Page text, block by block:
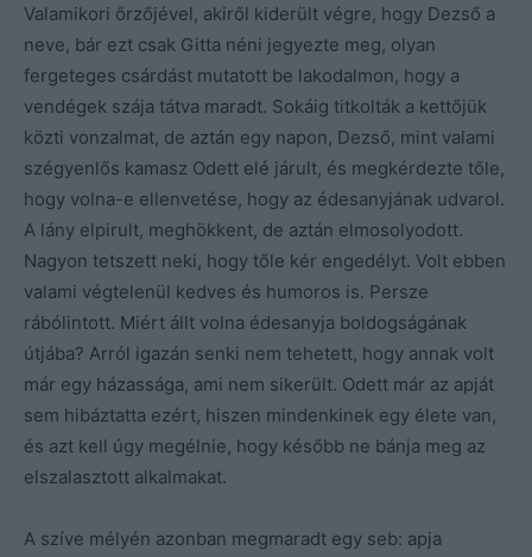
Valamikori őrzőjével, akiről kiderült végre, hogy Dezső a
neve, bár ezt csak Gitta néni jegyezte meg, olyan
fergeteges csárdást mutatott be lakodalmon, hogy a
vendégek szája tátva maradt. Sokáig titkolták a kettőjük
közti vonzalmat, de aztán egy napon, Dezső, mint valami
szégyenlős kamasz Odett elé járult, és megkérdezte tőle,
hogy volna-e ellenvetése, hogy az édesanyjának udvarol.
A lány elpirult, meghökkent, de aztán elmosolyodott.
Nagyon tetszett neki, hogy tőle kér engedélyt. Volt ebben
valami végtelenül kedves és humoros is. Persze
rábólintott. Miért állt volna édesanyja boldogságának
útjába? Arról igazán senki nem tehetett, hogy annak volt
már egy házassága, ami nem sikerült. Odett már az apját
sem hibáztatta ezért, hiszen mindenkinek egy élete van,
és azt kell úgy megélnie, hogy később ne bánja meg az
elszalasztott alkalmakat.
A szíve mélyén azonban megmaradt egy seb: apja